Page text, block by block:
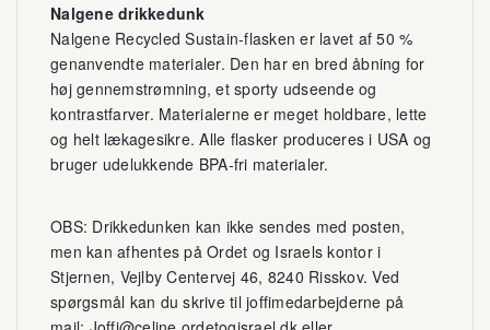
Nalgene drikkedunk
Nalgene Recycled Sustain-flasken er lavet af 50 %
genanvendte materialer. Den har en bred åbning for
høj gennemstrømning, et sporty udseende og
kontrastfarver. Materialerne er meget holdbare, lette
og helt lækagesikre. Alle flasker produceres i USA og
bruger udelukkende BPA-fri materialer.
OBS: Drikkedunken kan ikke sendes med posten,
men kan afhentes på Ordet og Israels kontor i
Stjernen, Vejlby Centervej 46, 8240 Risskov. Ved
spørgsmål kan du skrive til joffimedarbejderne på